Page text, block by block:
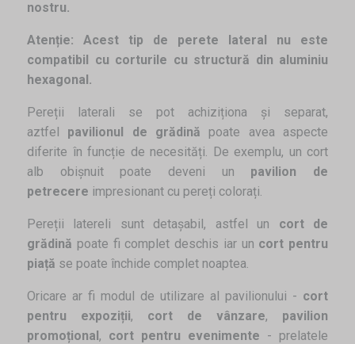
nostru.
Atenție: Acest tip de perete lateral nu este
compatibil cu corturile cu structură din aluminiu
hexagonal.
Pereții laterali se pot achiziționa și separat,
aztfel pavilionul de grădină poate avea aspecte
diferite în funcție de necesități. De exemplu, un cort
alb obișnuit poate deveni un pavilion de
petrecere impresionant cu pereți colorați.
Pereții latereli sunt detașabil, astfel un cort de
grădină poate fi complet deschis iar un cort pentru
piață se poate închide complet noaptea.
Oricare ar fi modul de utilizare al pavilionului - cort
pentru expoziții, cort de vânzare, pavilion
promoțional, cort pentru evenimente - prelatele